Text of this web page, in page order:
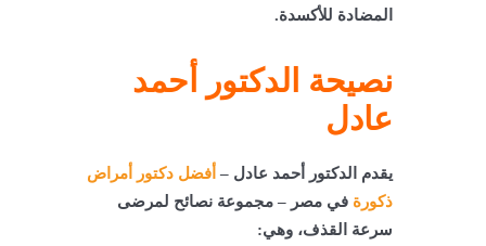
المضادة للأكسدة.
نصيحة الدكتور أحمد
عادل
يقدم الدكتور أحمد عادل – أفضل دكتور أمراض
ذكورة في مصر – مجموعة نصائح لمرضى
سرعة القذف، وهي: